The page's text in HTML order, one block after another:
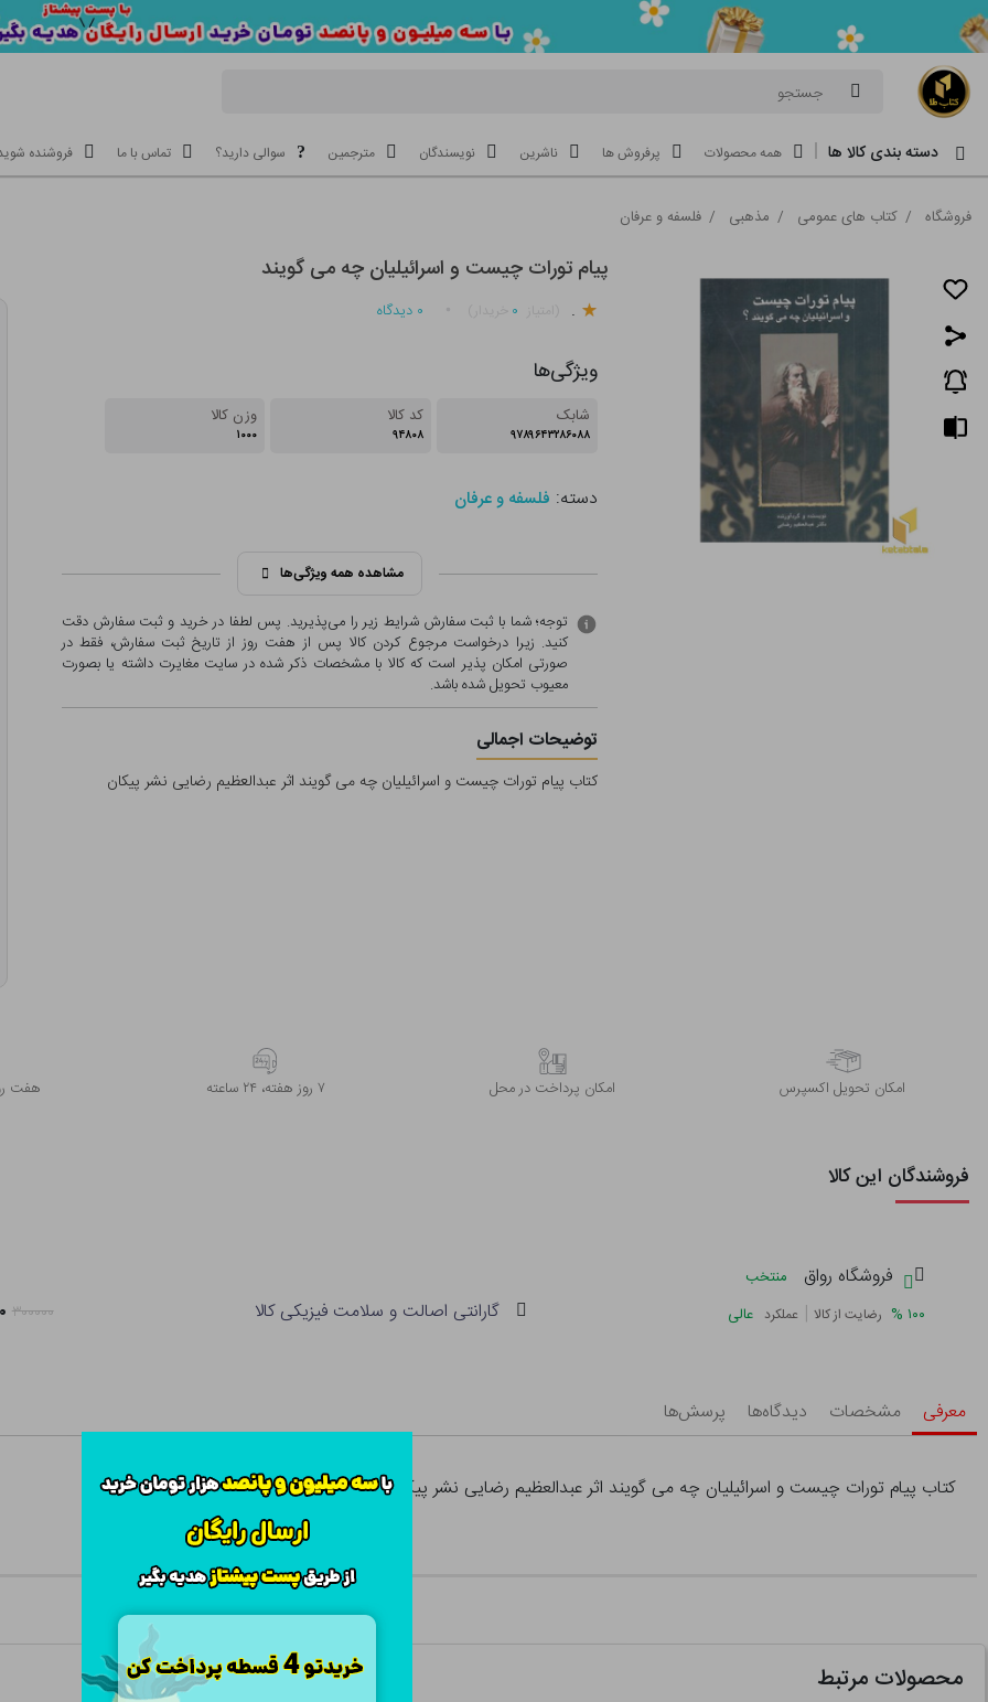
جستجو
دسته بندی کالا ها همه محصولات پرفروش ها ناشرین نویسندگان مترجمین سوالی دارید؟ تماس با ما فروشنده
فروشگاه / کتاب های عمومی / مذهبی / فلسفه و عرفان
پیام تورات چیست و اسرائیلیان چه می گویند
. ۰ ۰ دیدگاه
ویژگی‌ها
شابک
۹۷۸۹۶۴۳۲۸۶۰۸۸
کد کالا
۹۴۸۰۸
وزن کالا
۱۰۰۰
دسته: فلسفه و عرفان
مشاهده همه ویژگی‌ها
توجه؛ شما با ثبت سفارش شرایط زیر را می‌پذیرید. پس لطفا در خرید و ثبت سفارش دقت
کنید. زیرا درخواست مرجوع کردن کالا پس از هفت روز از تاریخ ثبت سفارش، فقط در
صورتی امکان پذیر است که کالا با مشخصات ذکر شده در سایت مغایرت داشته یا بصورت
معيوب تحویل شده باشد.
توضیحات اجمالی
کتاب پیام تورات چیست و اسرائیلیان چه می گویند اثر عبدالعظیم رضایی نشر پیکان
اﻣﮑﺎن ﺗﺤﻮﯾﻞ اﮐﺴﭙﺮس امکان پرداخت در محل ۷ روز ﻫﻔﺘﻪ، ۲۴ ﺳﺎﻋﺘﻪ هفت
فروشندگان این کالا
فروشگاه رواق
منتخب
۱۰۰ % رضایت از کالا | عملکرد عالی گارانتی اصالت و سلامت فیزیکی کالا ۳۰۰۰۰۰
معرفی مشخصات دیدگاه‌ها پرسش‌ها
کتاب پیام تورات چیست و اسرائیلیان چه می گویند اثر عبدالعظیم رضایی نشر پیکان
محصولات مرتبط